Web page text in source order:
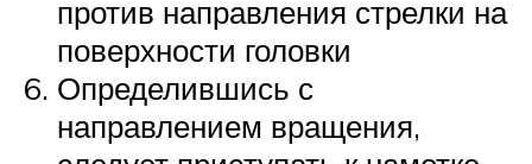
против направления стрелки на
поверхности головки
Определившись с
направлением вращения,